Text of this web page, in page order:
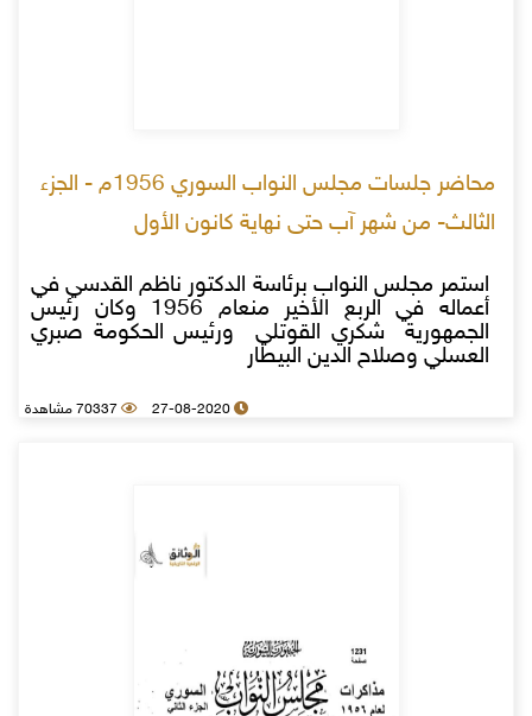
محاضر جلسات مجلس النواب السوري 1956م - الجزء
الثالث- من شهر آب حتى نهاية كانون الأول
استمر مجلس النواب برئاسة الدكتور ناظم القدسي في
أعماله في الربع الأخير منعام 1956 وكان رئيس
الجمهورية شكري القوتلي ورئيس الحكومة صبري
العسلي وصلاح الدين البيطار
27-08-2020 70337 مشاهدة